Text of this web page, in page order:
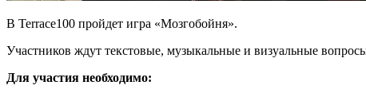
В Terrace100 пройдет игра «Мозгобойня».
Участников ждут текстовые, музыкальные и визуальные
Для участия необходимо: